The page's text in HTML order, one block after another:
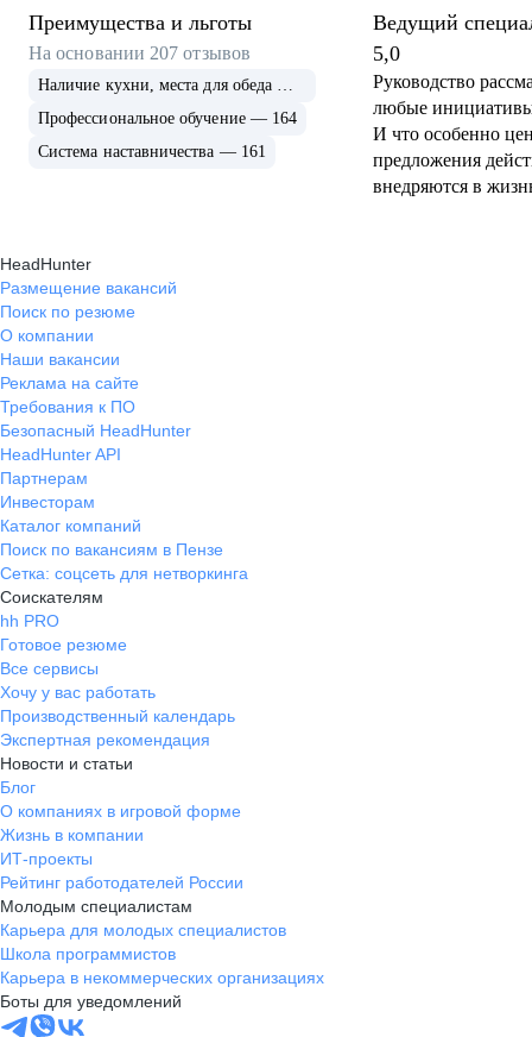
Преимущества и льготы
На основании 207 отзывов
Наличие кухни, места для обеда — 179
Профессиональное обучение — 164
Система наставничества — 161
Ведущий
рекламе
5,0
Руководство
любые
И что особенно
предложения
внедряются в
HeadHunter
Размещение вакансий
Поиск по резюме
О компании
Наши вакансии
Реклама на сайте
Требования к ПО
Безопасный HeadHunter
HeadHunter API
Партнерам
Инвесторам
Каталог компаний
Поиск по вакансиям в Пензе
Сетка: соцсеть для нетворкинга
Соискателям
hh PRO
Готовое резюме
Все сервисы
Хочу у вас работать
Производственный календарь
Экспертная рекомендация
Новости и статьи
Блог
О компаниях в игровой форме
Жизнь в компании
ИТ-проекты
Рейтинг работодателей России
Молодым специалистам
Карьера для молодых специалистов
Школа программистов
Карьера в некоммерческих организациях
Боты для уведомлений